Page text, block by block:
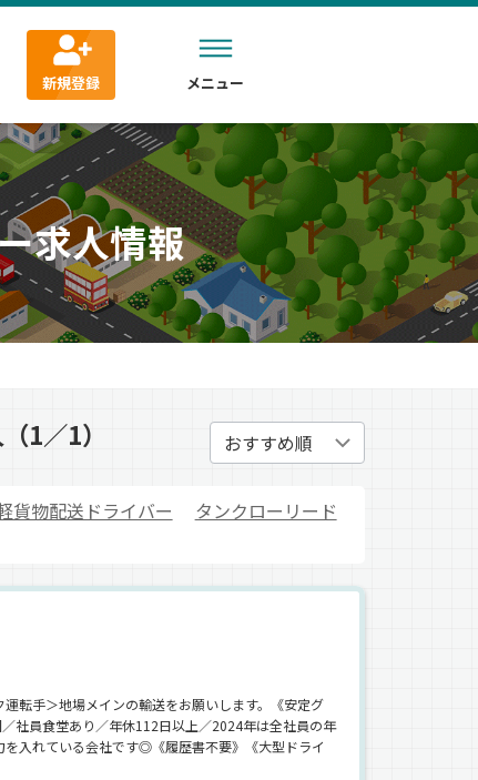
新規登録 メニュー
求人情報
1／1）
貨物配送ドライバー
タンクローリード
転手＞地場メインの輸送をお願いします。《安定グ
社員食堂あり／年休112日以上／2024年は全社員の年
入れている会社です◎《履歴書不要》《大型ドライ